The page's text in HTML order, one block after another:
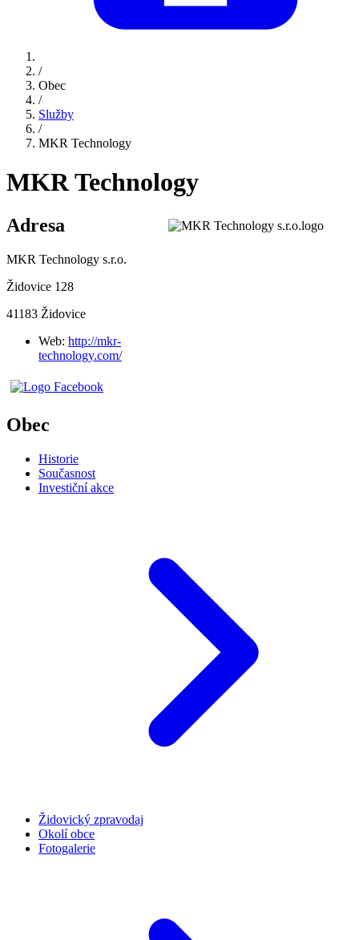
/
Obec
/
Služby
/
MKR Technology
MKR Technology
Adresa
MKR Technology s.r.o.
Židovice 128
41183 Židovice
Web: http://mkr-
technology.com/
Obec
Historie
Současnost
Investiční akce
Židovický zpravodaj
Okolí obce
Fotogalerie